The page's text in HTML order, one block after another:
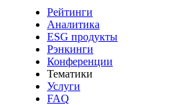
Рейтинги
Аналитика
ESG продукты
Рэнкинги
Конференции
Тематики
Услуги
FAQ